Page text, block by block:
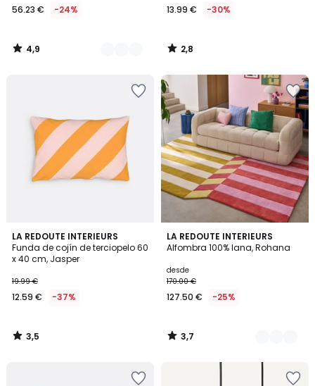
56.23 € -24%
4,9
/
13.99 € -30%
2,8
/
LA REDOUTE INTERIEURS
Funda de cojín de terciopelo 60
x 40 cm, Jasper
19.99 €
12.59 € -37%
3,5
/ 5
3,5
/
LA REDOUTE INTERIEURS
Alfombra 100% lana, Rohana
desde
170.00 €
127.50 € -25%
3,7
/ 5
2
Colores
3,7
/